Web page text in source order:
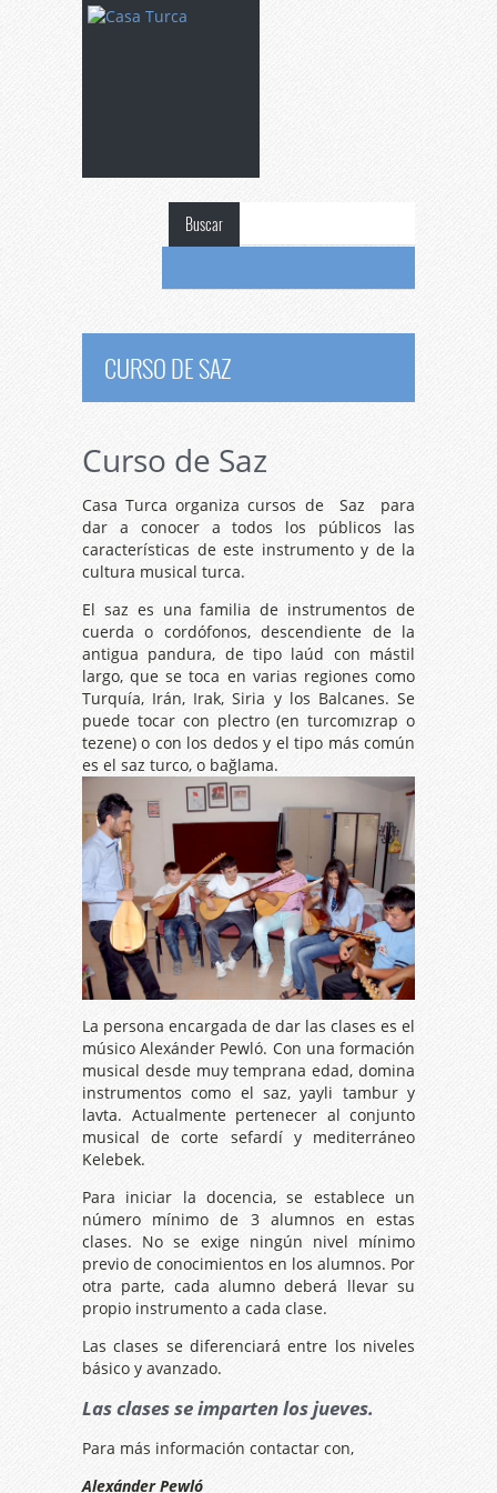
Buscar
CURSO DE SAZ
Curso de Saz
Casa Turca organiza cursos de Saz para
dar a conocer a todos los públicos las
características de este instrumento y de la
cultura musical turca.
El saz es una familia de instrumentos de
cuerda o cordófonos, descendiente de la
antigua pandura, de tipo laúd con mástil
largo, que se toca en varias regiones como
Turquía, Irán, Irak, Siria y los Balcanes. Se
puede tocar con plectro (en turcomızrap o
tezene) o con los dedos y el tipo más común
es el saz turco, o bağlama.
La persona encargada de dar las clases es el
músico Alexánder Pewló. Con una formación
musical desde muy temprana edad, domina
instrumentos como el saz, yayli tambur y
lavta. Actualmente pertenecer al conjunto
musical de corte sefardí y mediterráneo
Kelebek.
Para iniciar la docencia, se establece un
número mínimo de 3 alumnos en estas
clases. No se exige ningún nivel mínimo
previo de conocimientos en los alumnos. Por
otra parte, cada alumno deberá llevar su
propio instrumento a cada clase.
Las clases se diferenciará entre los niveles
básico y avanzado.
Las clases se imparten los jueves.
Para más información contactar con,
Alexánder Pewló